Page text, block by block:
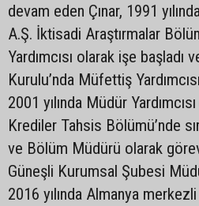
devam eden Çınar, 1991
A.Ş. İktisadi Araştırmalar
Yardımcısı olarak işe başladı
Kurulu’nda Müfettiş
2001 yılında Müdür
Krediler Tahsis Bölümü’nde
ve Bölüm Müdürü olarak görev
Güneşli Kurumsal Şubesi
2016 yılında Almanya